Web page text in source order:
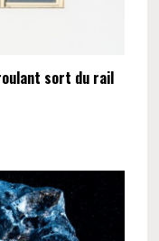
sort du rail